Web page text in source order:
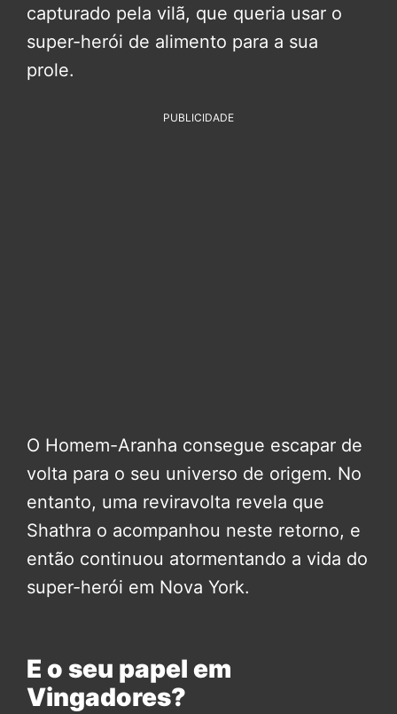
capturado pela vilã, que queria usar o
super-herói de alimento para a sua
prole.
PUBLICIDADE
O Homem-Aranha consegue escapar de
volta para o seu universo de origem. No
entanto, uma reviravolta revela que
Shathra o acompanhou neste retorno, e
então continuou atormentando a vida do
super-herói em Nova York.
E o seu papel em
Vingadores?